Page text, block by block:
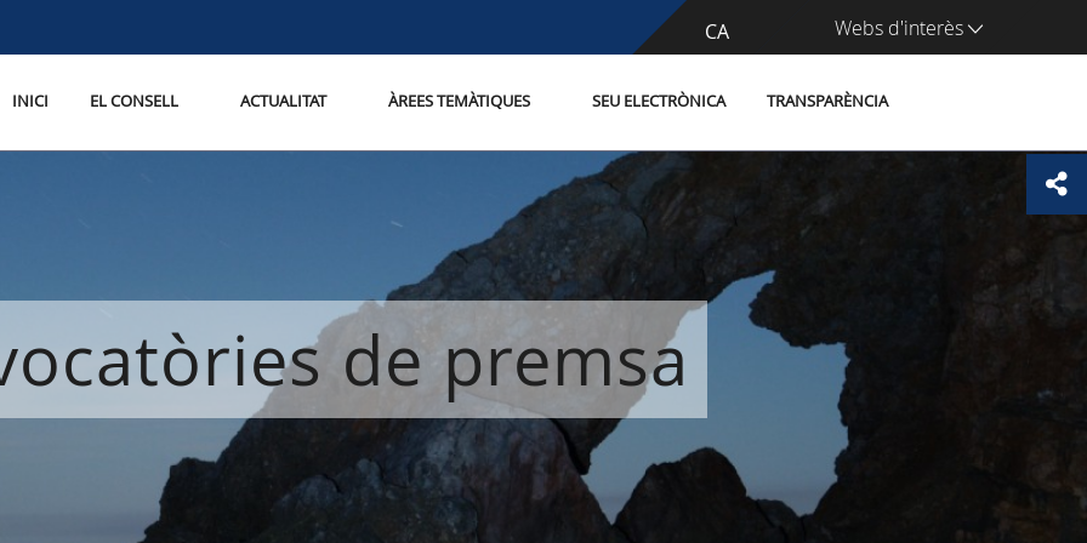
CA
ES Webs d'interès
INICI EL CONSELL ACTUALITAT ÀREES TEMÀTIQUES SEU ELECTRÒNICA TRANSPARÈNCIA
de premsa